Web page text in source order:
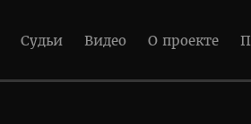
Судьи Видео О проекте